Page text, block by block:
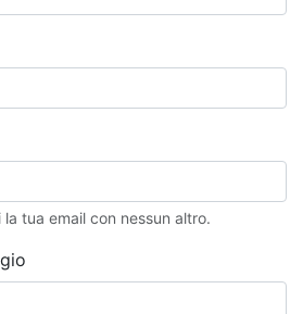
tua email con nessun altro.